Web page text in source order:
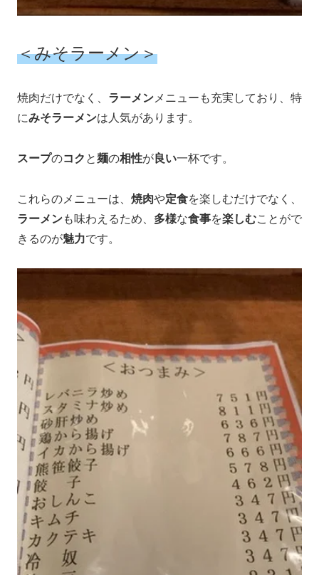
＜みそラーメン＞
焼肉だけでなく、 ラーメンメニューも充実しており、特
にみそラーメンは人気があります。
スープのコクと麺の相性が良い一杯です。
これらのメニューは、 焼肉や定食を楽しむだけでなく、
ラーメンも味わえるため、 多様な食事を楽しむことがで
きるのが魅力です。